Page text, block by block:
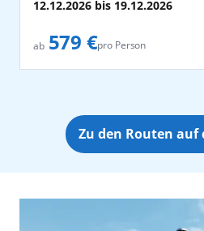
12.12.2026 bis 19.12.2026
ab 579 €pro Person
Zu den Routen auf